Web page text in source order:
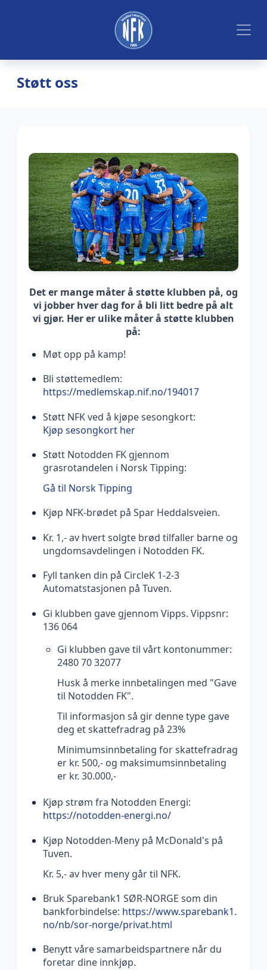
Støtt oss
Det er mange måter å støtte klubben på, og
vi jobber hver dag for å bli litt bedre på alt
vi gjør. Her er ulike måter å støtte klubben
på:
Møt opp på kamp!
Bli støttemedlem:
https://medlemskap.nif.no/194017
Støtt NFK ved å kjøpe sesongkort:
Kjøp sesongkort her
Støtt Notodden FK gjennom
grasrotandelen i Norsk Tipping:
Gå til Norsk Tipping
Kjøp NFK-brødet på Spar Heddalsveien.
Kr. 1,- av hvert solgte brød tilfaller barne og
ungdomsavdelingen i Notodden FK.
Fyll tanken din på CircleK 1-2-3
Automatstasjonen på Tuven.
Gi klubben gave gjennom Vipps. Vippsnr:
136 064
Gi klubben gave til vårt kontonummer:
2480 70 32077
Husk å merke innbetalingen med "Gave
til Notodden FK".
Til informasjon så gir denne type gave
deg et skattefradrag på 23%
Minimumsinnbetaling for skattefradrag
er kr. 500,- og maksimumsinnbetaling
er kr. 30.000,-
Kjøp strøm fra Notodden Energi:
https://notodden-energi.no/
Kjøp Notodden-Meny på McDonald's på
Tuven.
Kr. 5,- av hver meny går til NFK.
Bruk Sparebank1 SØR-NORGE som din
bankforbindelse: https://www.sparebank1.
no/nb/sor-norge/privat.html
Benytt våre samarbeidspartnere når du
foretar dine innkjøp.